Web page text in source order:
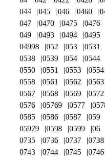
044
045 046 0460
047
0470 0475 0476
049
0493 0494 0495
04998
052 053 0531
0538
0539 054 0544
0550
0551 0553 0554
0558
0561 0562 0563
0567
0568 0569 0572
0576
05769 0577
0585
0586 0587 059
05979
0598 0599 06
0735
0736 0737 0738
0743
0744 0745 0746